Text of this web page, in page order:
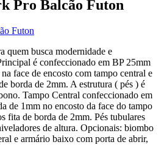
Pro Balcão Futon
Futon
quem busca modernidade e
é confeccionado em BP 25mm
face de encosto com tampo central e
borda de 2mm. A estrutura ( pés ) é
Tampo Central confeccionado em
de 1mm no encosto da face do tampo
fita de borda de 2mm. Pés tubulares
de altura. Opcionais: biombo
e armário baixo com porta de abrir,